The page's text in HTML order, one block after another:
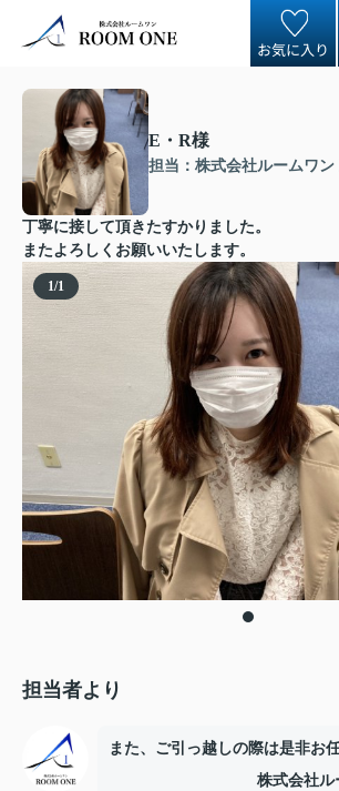
お気に入り
E・R様
担当：株式会社ルームワン
丁寧に接して頂きたすかりました。
またよろしくお願いいたします。
1/1
担当者より
また、ご引っ越しの際は是非お
株式会社ル